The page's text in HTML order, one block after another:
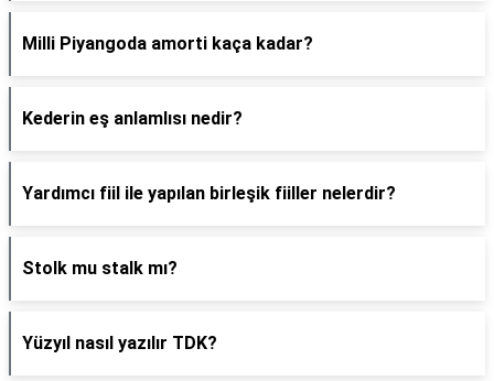
Milli Piyangoda amorti kaça kadar?
Kederin eş anlamlısı nedir?
Yardımcı fiil ile yapılan birleşik fiiller nelerdir?
Stolk mu stalk mı?
Yüzyıl nasıl yazılır TDK?